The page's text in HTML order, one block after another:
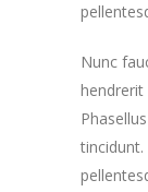
Nunc